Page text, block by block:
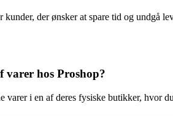
der ønsker at spare tid og undgå
hos Proshop?
varer i en af deres fysiske butikker, hvor